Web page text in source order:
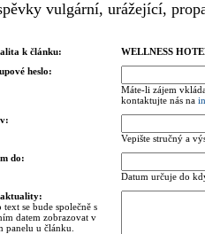
vulgární, urážející,
k článku:
WELLNESS
heslo:
Máte-li zájem
kontaktujte nás na
Vepište stručný a
do:
Datum určuje do
text se bude společně s
datem zobrazovat v
panelu u článku.